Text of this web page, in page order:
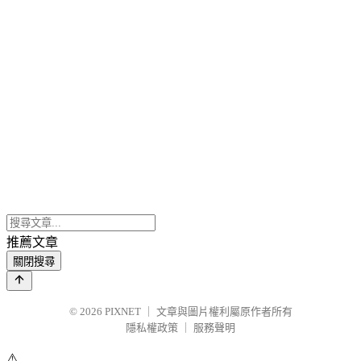
推薦文章
關閉搜尋
© 2026 PIXNET
文章與圖片權利屬原作者所有
隱私權政策
服務聲明
⚠️